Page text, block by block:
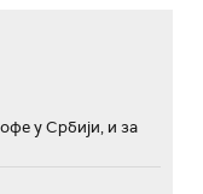
у Србији, и за